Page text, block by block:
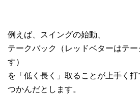
例えば、スイングの始動、
テークバック（レッドベターはテー
す）
を「低く長く」取ることが上手く打
つかんだとします。